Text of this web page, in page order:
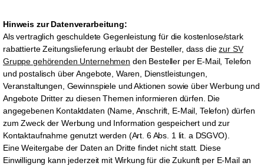
Hinweis zur Datenverarbeitung:
Als vertraglich geschuldete Gegenleistung für die kostenlose/stark
rabattierte Zeitungslieferung erlaubt der Besteller, dass diezur SV
Gruppe gehörenden Unternehmen den Besteller per E-Mail, Telefon
und postalisch über Angebote, Waren, Dienstleistungen,
Veranstaltungen, Gewinnspiele und Aktionen sowie über Werbung und
Angebote Dritter zu diesen Themen informieren dürfen. Die
angegebenen Kontaktdaten (Name, Anschrift, E-Mail, Telefon) dürfen
zum Zweck der Werbung und Information gespeichert und zur
Kontaktaufnahme genutzt werden (Art. 6 Abs. 1 lit. a DSGVO).
Eine Weitergabe der Daten an Dritte findet nicht statt. Diese
Einwilligung kann jederzeit mit Wirkung für die Zukunft per E-Mail an